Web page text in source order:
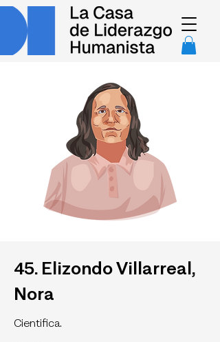
45. Elizondo Villarreal,
Nora
Cientifica.